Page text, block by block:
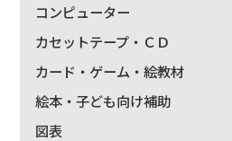
コンピューター
カセットテープ・ＣＤ
カード・ゲーム・絵教材
絵本・子ども向け補助
図表